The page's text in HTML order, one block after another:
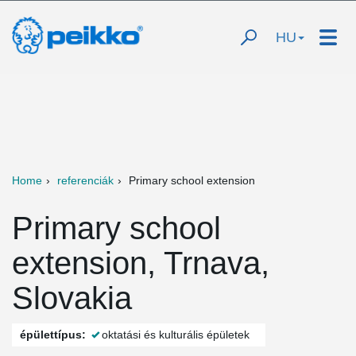
HU
Home referenciák Primary school extension
Primary school
extension, Trnava,
Slovakia
épülettípus: oktatási és kulturális épületek